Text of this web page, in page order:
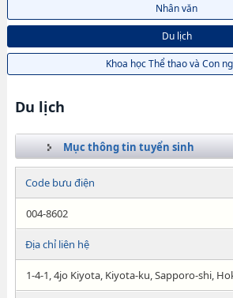
Nhân văn
Du lịch
Khoa học Thể thao và Con
Du lịch
Mục thông tin tuyển sinh
Code bưu điện
004-8602
Địa chỉ liên hệ
1-4-1, 4jo Kiyota, Kiyota-ku, Sapporo-shi,